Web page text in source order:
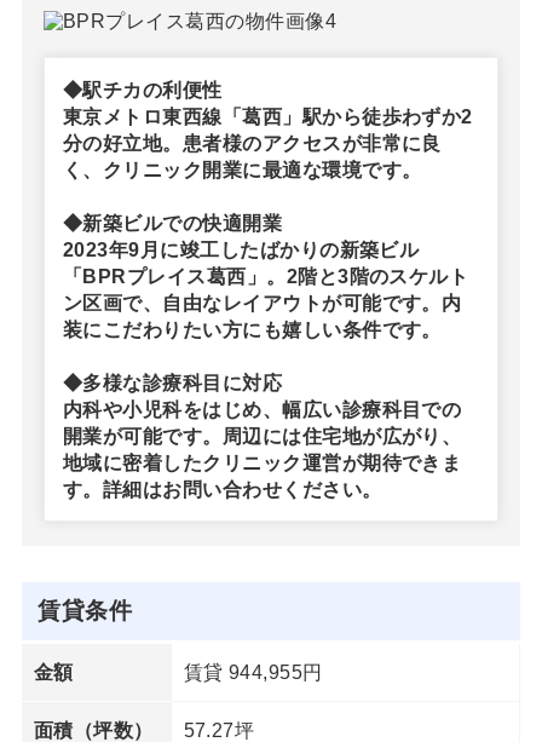
◆駅チカの利便性
東京メトロ東西線「葛西」駅から徒歩わずか2
分の好立地。患者様のアクセスが非常に良
く、クリニック開業に最適な環境です。
◆新築ビルでの快適開業
2023年9月に竣工したばかりの新築ビル
「BPRプレイス葛西」。2階と3階のスケルト
ン区画で、自由なレイアウトが可能です。内
装にこだわりたい方にも嬉しい条件です。
◆多様な診療科目に対応
内科や小児科をはじめ、幅広い診療科目での
開業が可能です。周辺には住宅地が広がり、
地域に密着したクリニック運営が期待できま
す。詳細はお問い合わせください。
賃貸条件
金額 賃貸 944,955円
面積（坪数） 57.27坪